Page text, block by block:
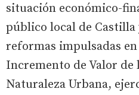
situación económico-
público local de Castilla
reformas impulsadas
Incremento de Valor de
Naturaleza Urbana,